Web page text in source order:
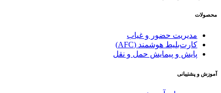
محصولات
مدیریت حضور و غیاب
کارت‌بلیط هوشمند (AFC)
پایش و پیمایش حمل و نقل
آموزش و پشتیبانی